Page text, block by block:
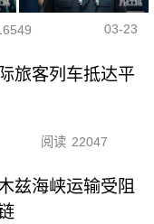
03-23
旅客列车抵达平
阅读 22047
兹海峡运输受阻